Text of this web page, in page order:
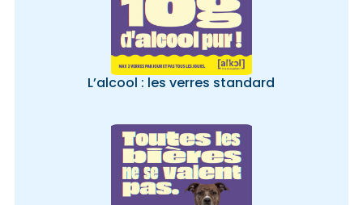
L’alcool : les verres standard